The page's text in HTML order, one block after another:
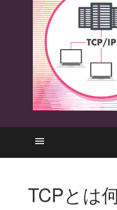
モデルのレイヤー
TCPとUDPの比較
TCPとは